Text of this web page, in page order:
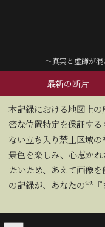
～真実と虚飾が
最新の断片
本記録における地図上
密な位置特定を保証す
ない立ち入り禁止区域
景色を楽しみ、心惹か
たいため、あえて画像
の記録が、あなたの**